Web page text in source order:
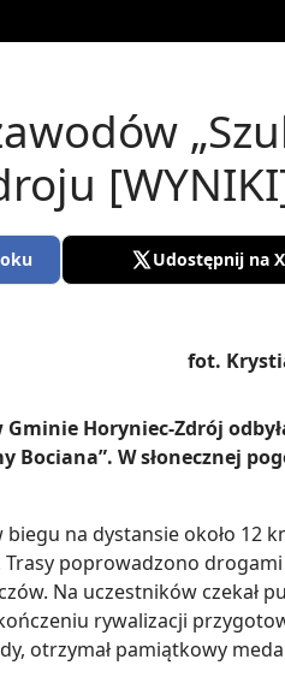
Udostępnij na X
Gminie Horyniec-Zdrój
Bociana”. W słonecznej
na dystansie około 12
Trasy poprowadzono
Na uczestników czekał
rywalizacji
otrzymał pamiątkowy